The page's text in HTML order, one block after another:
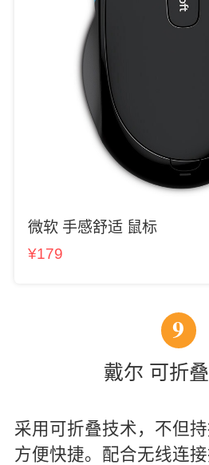
微软 手感舒适 鼠标
¥179
9
戴尔 可折
采用可折叠技术，不但
方便快捷。配合无线连